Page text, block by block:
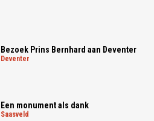
Bezoek Prins Bernhard aan Deventer
deventer
Een monument als dank
saasveld